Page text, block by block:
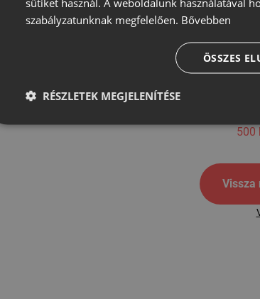
500
szabályzatunknak megfelelően. Bővebben
ÖSSZES
RÉSZLETEK MEGJELENÍTÉSE